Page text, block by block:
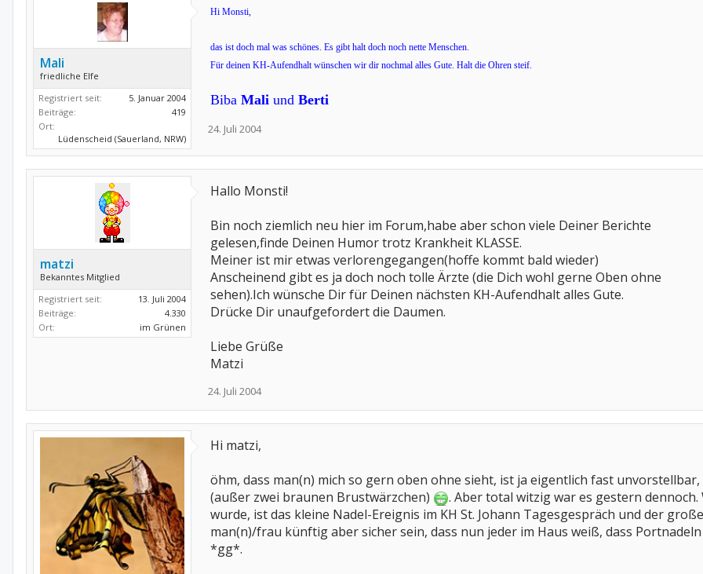
Mali
friedliche Elfe
Registriert seit:
5. Januar 2004
Beiträge:
419
Ort:
Lüdenscheid (Sauerland, NRW)
Hi Monsti,
das ist doch mal was schönes. Es gibt halt doch noch nette Menschen.
Für deinen KH-Aufendhalt wünschen wir dir nochmal alles Gute. Halt die Ohren steif.
Biba Mali und Berti
24. Juli 2004
matzi
Bekanntes Mitglied
Registriert seit:
13. Juli 2004
Beiträge:
4.330
Ort:
im Grünen
Hallo Monsti!
Bin noch ziemlich neu hier im Forum,habe aber schon viele Deiner Berichte
gelesen,finde Deinen Humor trotz Krankheit KLASSE.
Meiner ist mir etwas verlorengegangen(hoffe kommt bald wieder)
Anscheinend gibt es ja doch noch tolle Ärzte (die Dich wohl gerne Oben ohne
sehen).Ich wünsche Dir für Deinen nächsten KH-Aufendhalt alles Gute.
Drücke Dir unaufgefordert die Daumen.
Liebe Grüße
Matzi
24. Juli 2004
Hi matzi,
öhm, dass man(n) mich so gern oben ohne sieht, ist ja eigentlich fast
(außer zwei braunen Brustwärzchen)
. Aber total witzig war es gestern
wurde, ist das kleine Nadel-Ereignis im KH St. Johann Tagesgespräch und der
man(n)/frau künftig aber sicher sein, dass nun jeder im Haus weiß, dass
*gg*.